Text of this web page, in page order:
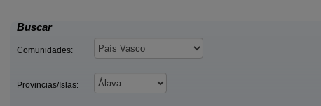
Buscar
Comunidades:
Provincias/Islas: